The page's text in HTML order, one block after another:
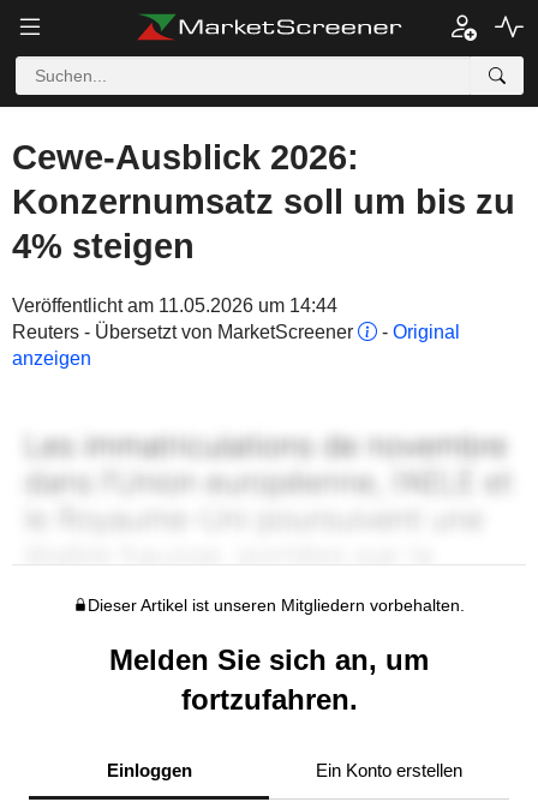
Cewe-Ausblick 2026:
Konzernumsatz soll um bis zu
4% steigen
Veröffentlicht am 11.05.2026 um 14:44
Reuters - Übersetzt von MarketScreener
- Original
anzeigen
Dieser Artikel ist unseren Mitgliedern vorbehalten.
Melden Sie sich an, um
fortzufahren.
Einloggen Ein Konto erstellen